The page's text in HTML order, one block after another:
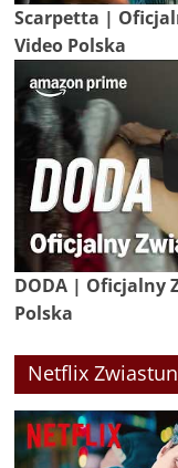
Scarpetta |
Video Polska
DODA | Oficjalny
Polska
Netflix